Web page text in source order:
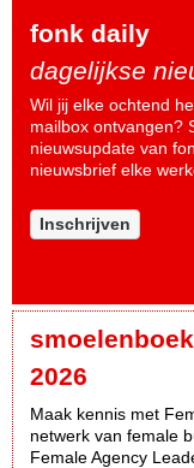
fonk daily
dagelijkse
Wil jij elke ochtend
mailbox ontvangen?
nieuwsupdate van
nieuwsbrief elke
Inschrijven
2026
Maak kennis met
netwerk van female
Female Agency